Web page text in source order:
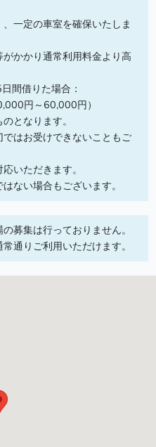
一定の車室を確保いたしま
かかり通常利用料金より高
間借りた場合：
円～60,000円）
となります。
はお受けできないこともご
いただきます。
ない場合もございます。
募集は行っておりません。
通りご利用いただけます。